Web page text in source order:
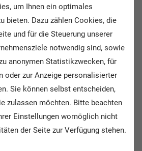
um Ihnen ein optimales
bieten. Dazu zählen Cookies, die
und für die Steuerung unserer
notwendig sind, sowie
anonymen Statistikzwecken, für
oder zur Anzeige personalisierter
Sie können selbst entscheiden,
zulassen möchten. Bitte beachten
Einstellungen womöglich nicht
der Seite zur Verfügung stehen.